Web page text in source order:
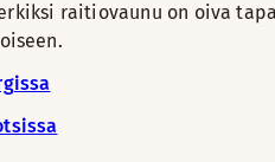
raitiovaunu on oiva